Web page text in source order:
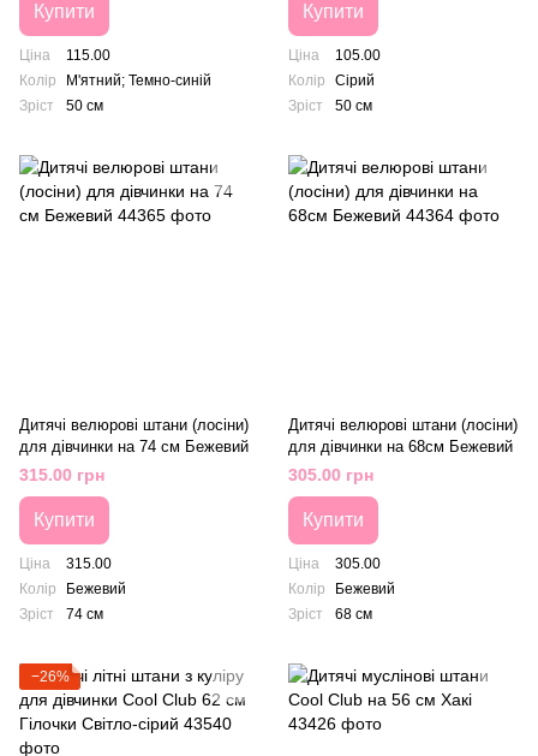
Купити
Ціна
115.00
Колір
М'ятний; Темно-синій
Зріст
50 см
Купити
Ціна
105.00
Колір
Сірий
Зріст
50 см
Дитячі велюрові штани (лосіни)
для дівчинки на 74 см Бежевий
315.00 грн
Купити
Ціна
315.00
Колір
Бежевий
Зріст
74 см
Дитячі велюрові штани (лосіни)
для дівчинки на 68см Бежевий
305.00 грн
Купити
Ціна
305.00
Колір
Бежевий
Зріст
68 см
−26%